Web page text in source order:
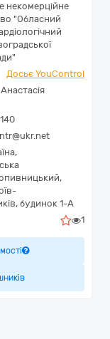
некомерційне
"Обласний
Досьє YouControl
,
будинок 1-А
1